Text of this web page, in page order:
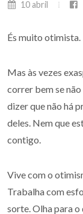
10 abril
És muito otimista.
Mas às vezes
correr bem se
dizer que não há
deles. Nem que
contigo.
Vive com o
Trabalha com
sorte. Olha para o